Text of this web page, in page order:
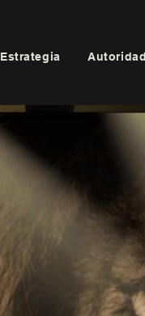
Estrategia Autoridad